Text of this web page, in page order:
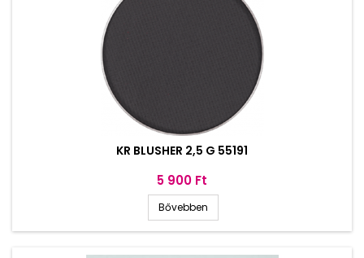
KR BLUSHER 2,5 G 55191
Ár
5 900 Ft
Bővebben